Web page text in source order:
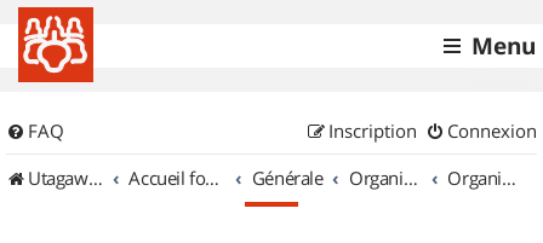
Menu
FAQ Connexion
Inscription
UtagawaVTT (Randos VTT et VTTAE avec traces GPS)
Accueil forum Générale Organisation de sorties & Recherche de partenaires Organisation de sorties en région Lorraine